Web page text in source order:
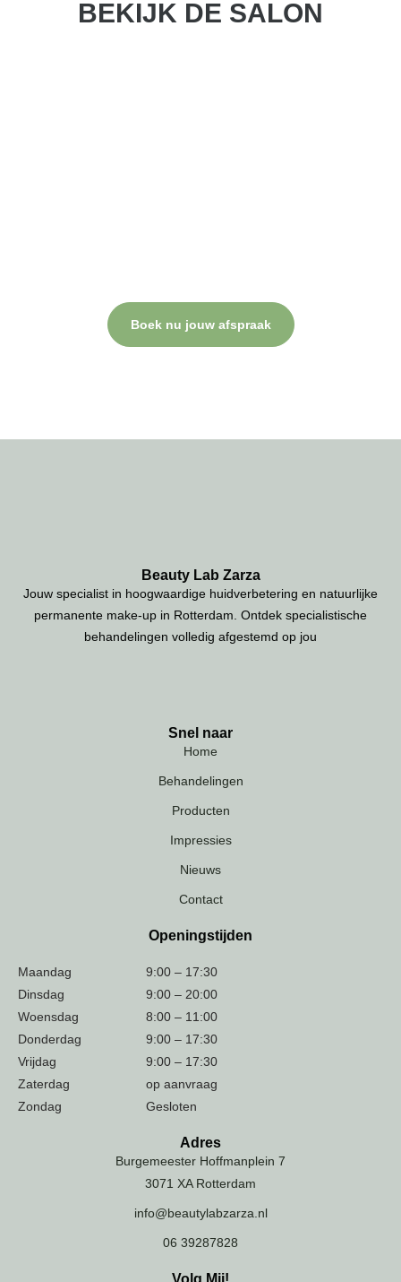
BEKIJK DE SALON
Boek nu jouw afspraak
Beauty Lab Zarza
Jouw specialist in hoogwaardige huidverbetering en natuurlijke
permanente make-up in Rotterdam. Ontdek specialistische
behandelingen volledig afgestemd op jou
Snel naar
Home
Behandelingen
Producten
Impressies
Nieuws
Contact
Openingstijden
Maandag
9:00 – 17:30
Dinsdag
9:00 – 20:00
Woensdag
8:00 – 11:00
Donderdag
9:00 – 17:30
Vrijdag
9:00 – 17:30
Zaterdag
op aanvraag
Zondag
Gesloten
Adres
Burgemeester Hoffmanplein 7
3071 XA Rotterdam
info@beautylabzarza.nl
06 39287828
Volg Mij!